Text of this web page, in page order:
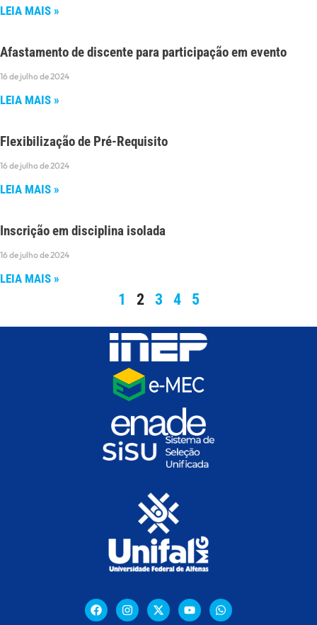
LEIA MAIS »
Afastamento de discente para participação em evento
16 de julho de 2024
LEIA MAIS »
Flexibilização de Pré-Requisito
16 de julho de 2024
LEIA MAIS »
Inscrição em disciplina isolada
16 de julho de 2024
LEIA MAIS »
1 2 3 4 5